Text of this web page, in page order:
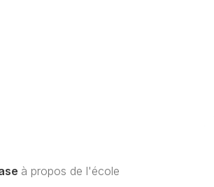
à propos de l'école